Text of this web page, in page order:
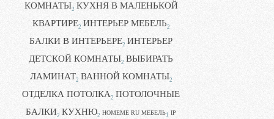
КОМНАТЫ2 КУХНЯ В МАЛЕНЬКОЙ
КВАРТИРЕ2 ИНТЕРЬЕР МЕБЕЛЬ2
БАЛКИ В ИНТЕРЬЕРЕ2 ИНТЕРЬЕР
ДЕТСКОЙ КОМНАТЫ2 ВЫБИРАТЬ
ЛАМИНАТ2 ВАННОЙ КОМНАТЫ2
ОТДЕЛКА ПОТОЛКА2 ПОТОЛОЧНЫЕ
БАЛКИ2 КУХНЮ2 HOMEME RU МЕБЕЛЬ1 IP